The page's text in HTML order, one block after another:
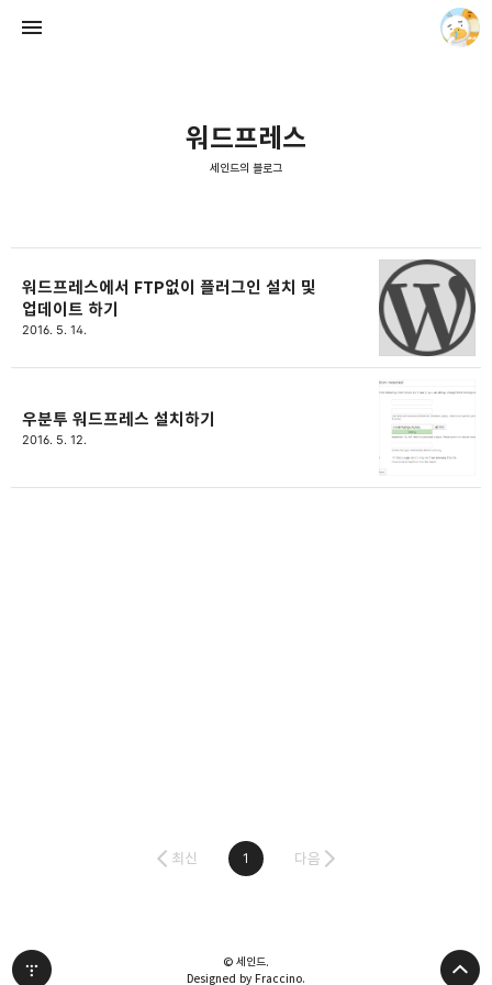
워드프레스
세인드의 블로그
워드프레스에서 FTP없이 플러그인 설치 및
업데이트 하기
2016. 5. 14.
우분투 워드프레스 설치하기
2016. 5. 12.
최신 1 다음
세인드의 블로그
© 세인드.
Designed by Fraccino.